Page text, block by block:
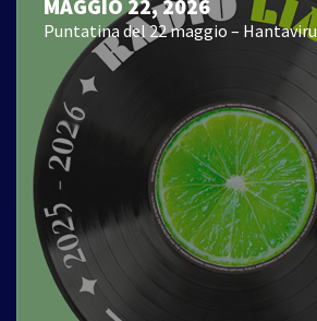
MAGGIO 22, 2026
Puntatina del 22 maggio –